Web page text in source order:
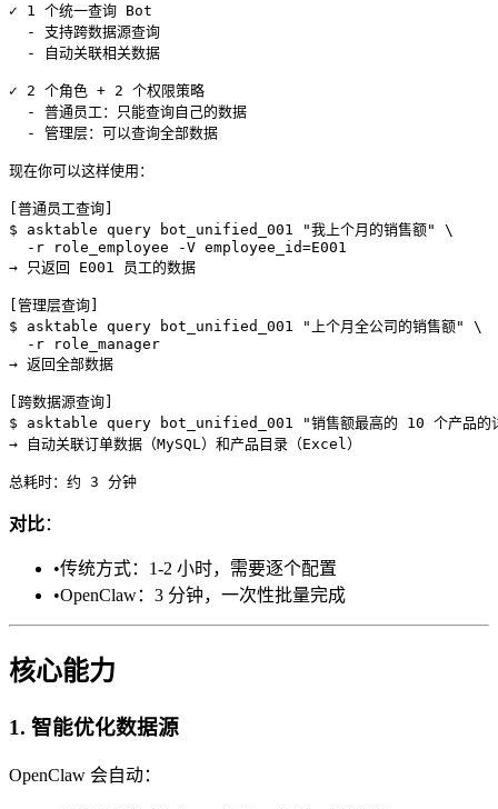
✓ 1 个统一查询 Bot
  - 支持跨数据源查询
  - 自动关联相关数据
✓ 2 个角色 + 2 个权限策略
  - 普通员工：只能查询自己的数据
  - 管理层：可以查询全部数据
现在你可以这样使用：
[普通员工查询]
$ asktable query bot_unified_001 "我上个月的销售额" \
  -r role_employee -V employee_id=E001
→ 只返回 E001 员工的数据
[管理层查询]
$ asktable query bot_unified_001 "上个月全公司的销售额" \
  -r role_manager
→ 返回全部数据
[跨数据源查询]
$ asktable query bot_unified_001 "销售额最高的 10 个产品的
→ 自动关联订单数据（MySQL）和产品目录（Excel）
对比：
•传统方式：1-2 小时，需要逐个配置
•OpenClaw：3 分钟，一次性批量完成
核心能力
1. 智能优化数据源
OpenClaw 会自动：